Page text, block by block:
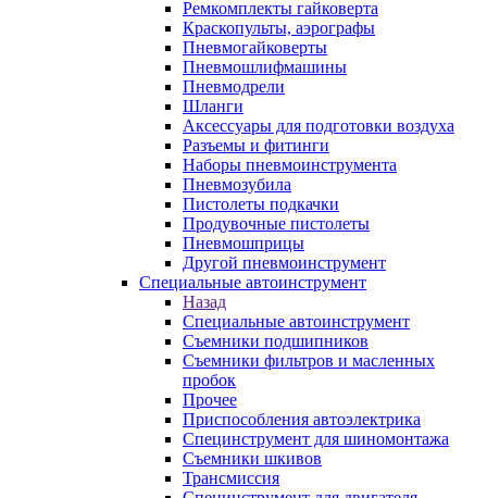
Ремкомплекты гайковерта
Краскопульты, аэрографы
Пневмогайковерты
Пневмошлифмашины
Пневмодрели
Шланги
Аксессуары для подготовки воздуха
Разъемы и фитинги
Наборы пневмоинструмента
Пневмозубила
Пистолеты подкачки
Продувочные пистолеты
Пневмошприцы
Другой пневмоинструмент
Специальные автоинструмент
Назад
Специальные автоинструмент
Съемники подшипников
Съемники фильтров и масленных
пробок
Прочее
Приспособления автоэлектрика
Специнструмент для шиномонтажа
Съемники шкивов
Трансмиссия